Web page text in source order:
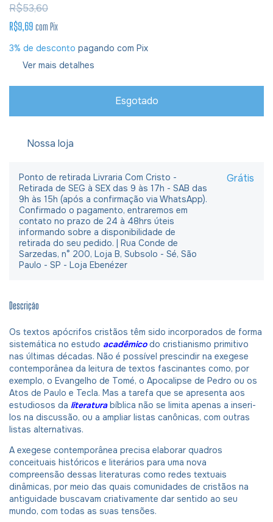
R$53,60
R$9,69 com Pix
3% de desconto pagando com Pix
Ver mais detalhes
Nossa loja
Ponto de retirada Livraria Com Cristo -
Retirada de SEG à SEX das 9 às 17h - SAB das
9h às 15h (após a confirmação via WhatsApp).
Confirmado o pagamento, entraremos em
contato no prazo de 24 à 48hrs úteis
informando sobre a disponibilidade de
retirada do seu pedido. | Rua Conde de
Sarzedas, n° 200, Loja B, Subsolo - Sé, São
Paulo - SP - Loja Ebenézer
Grátis
Descrição
Os textos apócrifos cristãos têm sido incorporados de forma
sistemática no estudo acadêmicodo cristianismo primitivo
nas últimas décadas. Não é possível prescindir na exegese
contemporânea da leitura de textos fascinantes como, por
exemplo, o Evangelho de Tomé, o Apocalipse de Pedro ou os
Atos de Paulo e Tecla. Mas a tarefa que se apresenta aos
estudiosos da literaturabíblica não se limita apenas a inseri-
los na discussão, ou a ampliar listas canônicas, com outras
listas alternativas.
A exegese contemporânea precisa elaborar quadros
conceituais históricos e literários para uma nova
compreensão dessas literaturas como redes textuais
dinâmicas, por meio das quais comunidades de cristãos na
antiguidade buscavam criativamente dar sentido ao seu
mundo, com todas as suas tensões.